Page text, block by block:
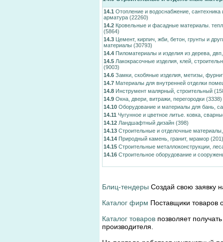
14.1 Отопление и водоснабжение, сантехника
арматура (22260)
14.2 Кровельные и фасадные материалы.
(5864)
14.3 Цемент, кирпич, жби, бетон, грунты и
материалы (30793)
14.4 Пиломатериалы и изделия из дерева,
14.5 Лакокрасочные изделия, клей,
(9003)
14.6 Замки, скобяные изделия, метизы,
14.7 Материалы для внутренней отделки
14.8 Инструмент малярный, строительный
14.9 Окна, двери, витражи, перегородки (3338)
14.10 Оборудование и материалы для бань,
14.11 Чугунное и цветное литье. ковка,
14.12 Ландшафтный дизайн (398)
14.13 Строительные и отделочные материалы,
14.14 Природный камень, гранит, мрамор (201)
14.15 Строительные металлоконструкции,
14.16 Строительное оборудование и
Блиц-тендеры Создай свою заявку
Каталог фирм Поставщики товаров
Каталог товаров позволяет
производителя.